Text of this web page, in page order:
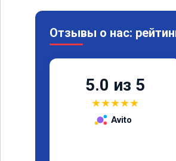
Отзывы о нас:
5.0 из 5
★★★★★
Avito